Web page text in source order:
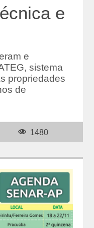
e
e
sistema
propriedades
de
1480